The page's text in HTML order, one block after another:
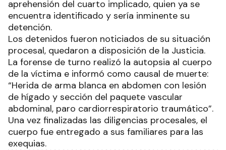
aprehensión del cuarto implicado, quien ya se
encuentra identificado y sería inminente su
detención.
Los detenidos fueron noticiados de su situación
procesal, quedaron a disposición de la Justicia.
La forense de turno realizó la autopsia al cuerpo
de la víctima e informó como causal de muerte:
“Herida de arma blanca en abdomen con lesión
de hígado y sección del paquete vascular
abdominal, paro cardiorrespiratorio traumático”.
Una vez finalizadas las diligencias procesales, el
cuerpo fue entregado a sus familiares para las
exequias.